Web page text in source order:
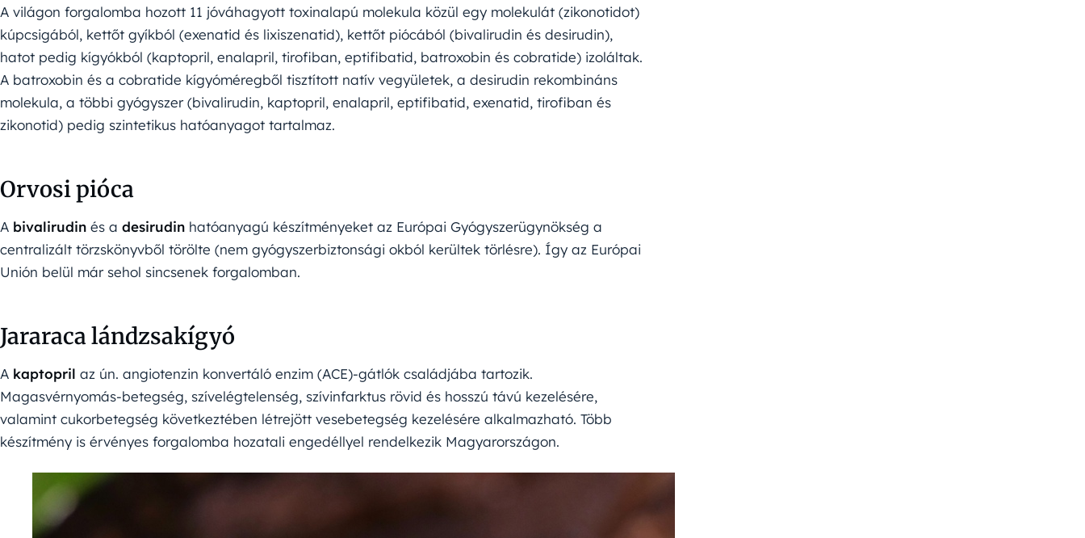
A világon forgalomba hozott 11 jóváhagyott toxinalapú molekula közül egy molekulát (zikonotidot)
kúpcsigából, kettőt gyíkból (exenatid és lixiszenatid), kettőt piócából (bivalirudin és desirudin),
hatot pedig kígyókból (kaptopril, enalapril, tirofiban, eptifibatid, batroxobin és cobratide) izoláltak.
A batroxobin és a cobratide kígyóméregből tisztított natív vegyületek, a desirudin rekombináns
molekula, a többi gyógyszer (bivalirudin, kaptopril, enalapril, eptifibatid, exenatid, tirofiban és
zikonotid) pedig szintetikus hatóanyagot tartalmaz.
Orvosi pióca
A bivalirudin és a desirudin hatóanyagú készítményeket az Európai Gyógyszerügynökség a
centralizált törzskönyvből törölte (nem gyógyszerbiztonsági okból kerültek törlésre). Így az Európai
Unión belül már sehol sincsenek forgalomban.
Jararaca lándzsakígyó
A kaptopril az ún. angiotenzin konvertáló enzim (ACE)-gátlók családjába tartozik.
Magasvérnyomás-betegség, szívelégtelenség, szívinfarktus rövid és hosszú távú kezelésére,
valamint cukorbetegség következtében létrejött vesebetegség kezelésére alkalmazható. Több
készítmény is érvényes forgalomba hozatali engedéllyel rendelkezik Magyarországon.